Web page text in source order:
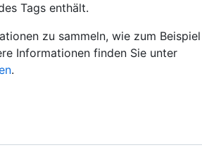
Tags enthält.
zu sammeln, wie zum Beispiel
Informationen finden Sie unter
.